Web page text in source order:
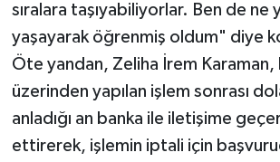
sıralara taşıyabiliyorlar. Ben de ne
yaşayarak öğrenmiş oldum" diye
Öte yandan, Zeliha İrem Karaman,
üzerinden yapılan işlem sonrası
anladığı an banka ile iletişime
ettirerek, işlemin iptali için